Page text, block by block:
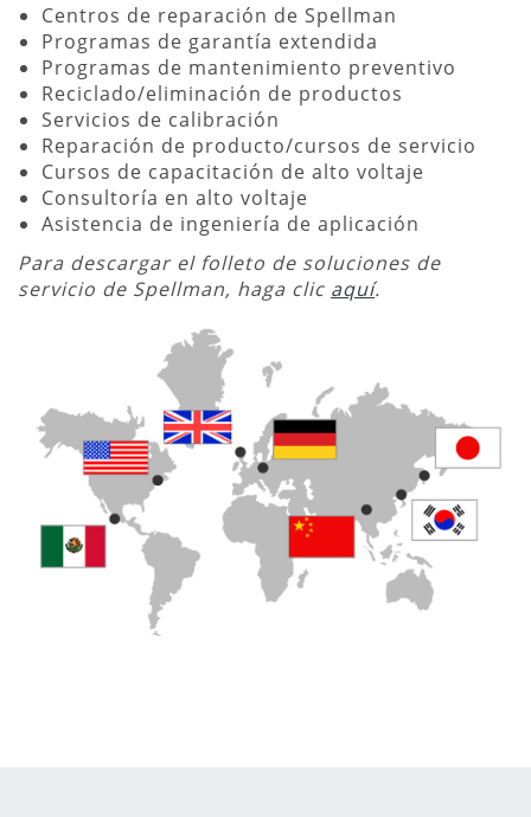
Centros de reparación de Spellman
Programas de garantía extendida
Programas de mantenimiento preventivo
Reciclado/eliminación de productos
Servicios de calibración
Reparación de producto/cursos de servicio
Cursos de capacitación de alto voltaje
Consultoría en alto voltaje
Asistencia de ingeniería de aplicación
Para descargar el folleto de soluciones de
servicio de Spellman, haga clic aquí.